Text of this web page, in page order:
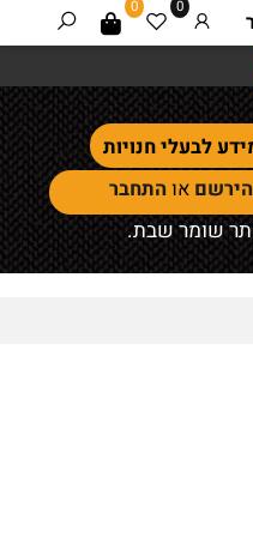
לבעלי חנויות
הירשםאוהתחבר
שומר שבת.
0 0